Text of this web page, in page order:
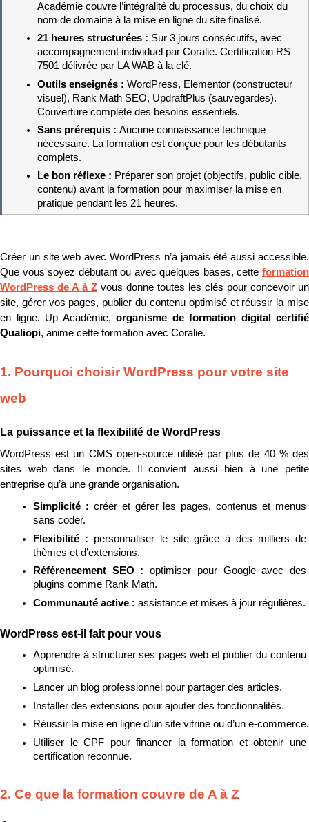
Académie couvre l’intégralité du processus, du choix du
nom de domaine à la mise en ligne du site finalisé.
21 heures structurées : Sur 3 jours consécutifs, avec
accompagnement individuel par Coralie. Certification RS
7501 délivrée par LA WAB à la clé.
Outils enseignés : WordPress, Elementor (constructeur
visuel), Rank Math SEO, UpdraftPlus (sauvegardes).
Couverture complète des besoins essentiels.
Sans prérequis : Aucune connaissance technique
nécessaire. La formation est conçue pour les débutants
complets.
Le bon réflexe : Préparer son projet (objectifs, public cible,
contenu) avant la formation pour maximiser la mise en
pratique pendant les 21 heures.
Créer un site web avec WordPress n’a jamais été aussi accessible.
Que vous soyez débutant ou avec quelques bases, cette formation
WordPress de A à Z vous donne toutes les clés pour concevoir un
site, gérer vos pages, publier du contenu optimisé et réussir la mise
en ligne. Up Académie, organisme de formation digital certifié
Qualiopi, anime cette formation avec Coralie.
1. Pourquoi choisir WordPress pour votre site
web
La puissance et la flexibilité de WordPress
WordPress est un CMS open-source utilisé par plus de 40 % des
sites web dans le monde. Il convient aussi bien à une petite
entreprise qu’à une grande organisation.
Simplicité : créer et gérer les pages, contenus et menus
sans coder.
Flexibilité : personnaliser le site grâce à des milliers de
thèmes et d’extensions.
Référencement SEO : optimiser pour Google avec des
plugins comme Rank Math.
Communauté active : assistance et mises à jour régulières.
WordPress est-il fait pour vous
Apprendre à structurer ses pages web et publier du contenu
optimisé.
Lancer un blog professionnel pour partager des articles.
Installer des extensions pour ajouter des fonctionnalités.
Réussir la mise en ligne d’un site vitrine ou d’un e-commerce.
Utiliser le CPF pour financer la formation et obtenir une
certification reconnue.
2. Ce que la formation couvre de A à Z